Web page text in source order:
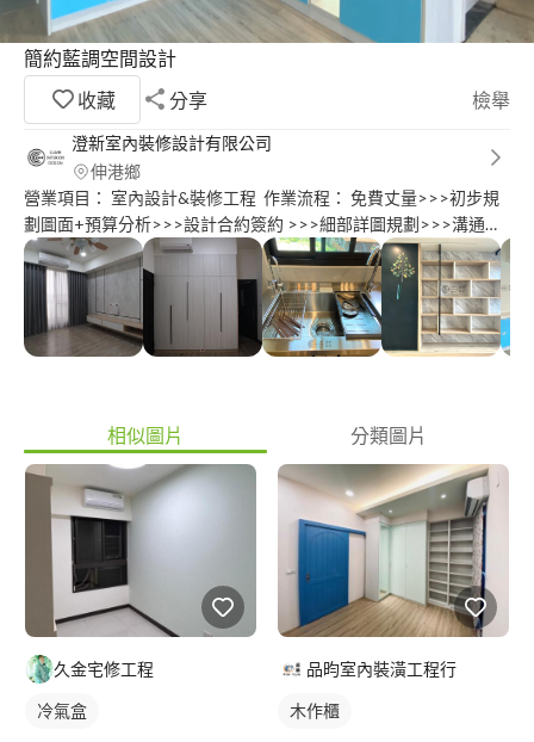
簡約藍調空間設計
收藏
分享 檢舉
澄新室內裝修設計有限公司
伸港鄉
營業項目： 室內設計&裝修工程 作業流程： 免費丈量>>>初步規
劃圖面+預算分析>>>設計合約簽約 >>>細部詳圖規劃>>>溝通修
改確認>>>工程合約簽約 >>>工程施工管理>>>驗收交付尾款>>>
維修保固
相似圖片 分類圖片
久金宅修工程
冷氣盒
品昀室內裝潢工程行
木作櫃